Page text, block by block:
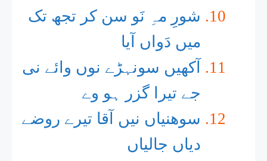
شورِ مہِ نَو سن کر تجھ تک
میں دَواں آیا
آکھیں سونہڑے نوں وائے نی
جے تیرا گزر ہو وے
سوھنیاں نیں آقا تیرے روضے
دیاں جالیاں